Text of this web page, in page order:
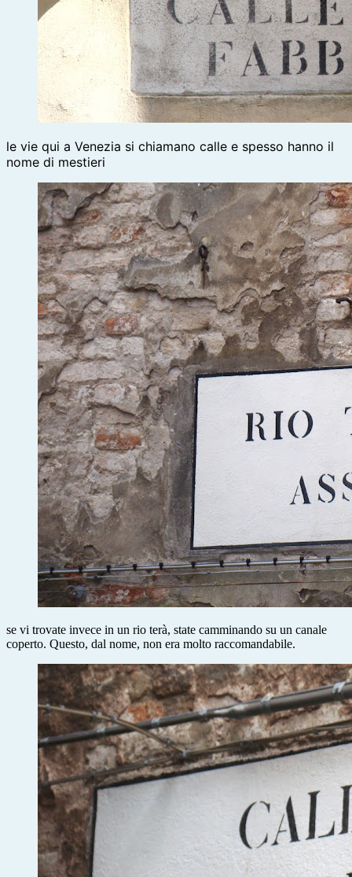
le vie qui a Venezia si chiamano calle e spesso hanno il
nome di mestieri
se vi trovate invece in un rio terà, state camminando su un canale
coperto. Questo, dal nome, non era molto raccomandabile.